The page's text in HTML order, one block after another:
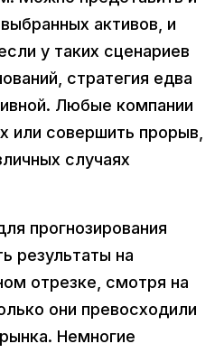
активов, и
у таких сценариев
стратегия едва
Любые компании
или совершить прорыв,
случаях
прогнозирования
результаты на
отрезке, смотря на
они превосходили
Немногие